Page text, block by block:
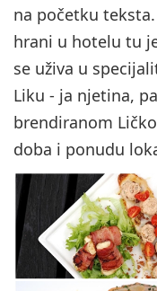
na početku
hrani u hotelu tu
se uživa u
Liku - ja njetina,
brendiranom
doba i ponudu